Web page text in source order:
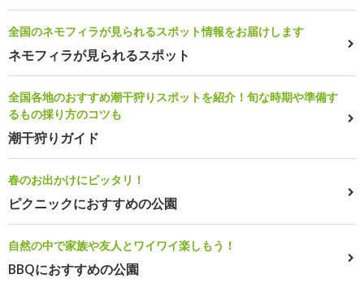
全国のネモフィラが見られるスポット情報をお届けします
ネモフィラが見られるスポット
全国各地のおすすめ潮干狩りスポットを紹介！旬な時期や準備す
るもの採り方のコツも
潮干狩りガイド
春のお出かけにピッタリ！
ピクニックにおすすめの公園
自然の中で家族や友人とワイワイ楽しもう！
BBQにおすすめの公園